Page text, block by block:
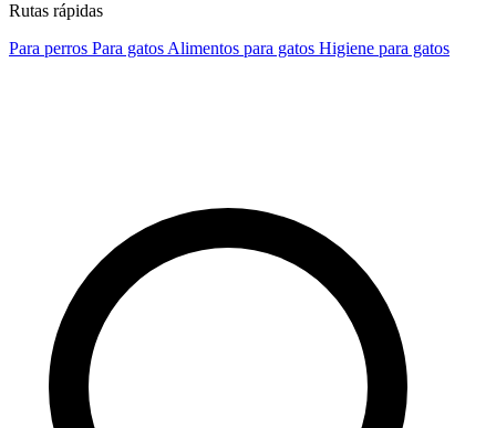
Rutas rápidas
Para perros Para gatos Alimentos para gatos Higiene para gatos